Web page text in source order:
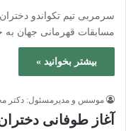
سرمربی تیم تکواندو
مسابقات قهرمانی جهان
بیشتر بخوانید »
موسس و مدیرمسئول: دکتر
آغاز طوفانی